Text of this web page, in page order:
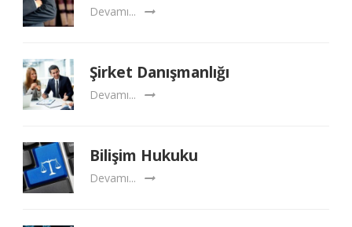
Devamı...
Şirket Danışmanlığı
Devamı...
Bilişim Hukuku
Devamı...